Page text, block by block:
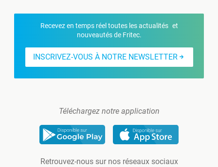
Recevez en temps réel toutes les actualités et
nouveautés de Fritec.
INSCRIVEZ-VOUS À NOTRE NEWSLETTER
Téléchargez notre application
Retrouvez-nous sur nos réseaux sociaux